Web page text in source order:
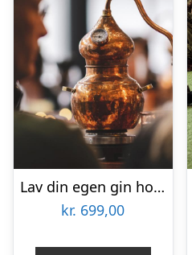
Lav din egen gin hos GinSkolen Haslev
kr. 699,00